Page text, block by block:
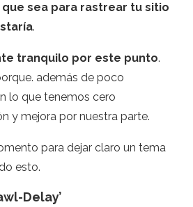
sea para rastrear tu sitio
.
tranquilo por este punto.
además de poco
lo que tenemos cero
y mejora por nuestra parte.
para dejar claro un tema
esto.
Delay’